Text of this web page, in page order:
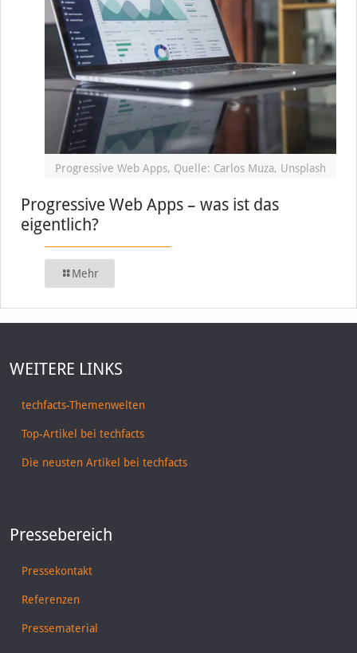
Progressive Web Apps, Quelle: Carlos Muza, Unsplash
Progressive Web Apps – was ist das
eigentlich?
Mehr
WEITERE LINKS
techfacts-Themenwelten
Top-Artikel bei techfacts
Die neusten Artikel bei techfacts
Pressebereich
Pressekontakt
Referenzen
Pressematerial